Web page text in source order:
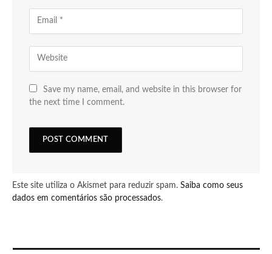
Save my name, email, and website in this browser for
the next time I comment.
Este site utiliza o Akismet para reduzir spam. Saiba como seus
dados em comentários são processados.